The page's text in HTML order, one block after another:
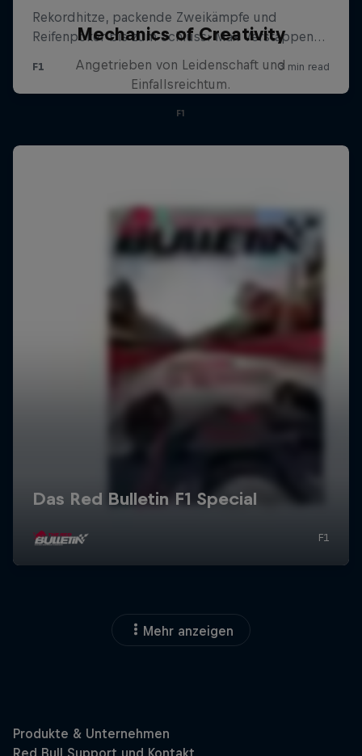
Mechanics of Creativity
Angetrieben von Leidenschaft und
Einfallsreichtum.
F1
Mehr anzeigen